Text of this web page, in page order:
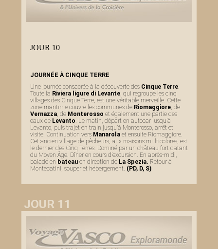
JOUR 10
JOURNÉE À CINQUE TERRE
Une journée consacrée à la découverte des Cinque Terre.
Toute la Riviera ligure di Levante, qui regroupe les cinq
villages des Cinque Terre, est une véritable merveille. Cette
zone maritime couvre les communes de Riomaggiore, de
Vernazza, de Monterosso et également une partie des
eaux de Levanto. Le matin, départ en autocar jusqu’à
Levanto, puis trajet en train jusqu’à Monterosso, arrêt et
visite. Continuation vers Manarola et ensuite Riomaggiore.
Cet ancien village de pêcheurs, aux maisons multicolores, est
le dernier des Cinq Terres. Dominé par un château fort datant
du Moyen Âge. Dîner en cours d’excursion. En après-midi,
balade en bateau en direction de La Spezia. Retour à
Montecatini, souper et hébergement. (PD, D, S)
JOUR 11